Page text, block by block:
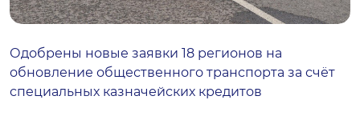
Одобрены новые заявки 18 регионов на
обновление общественного транспорта за счёт
специальных казначейских кредитов